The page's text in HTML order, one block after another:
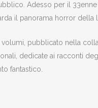
Adesso per il
il panorama horror della
volumi, pubblicato nella
dedicate ai racconti
fantastico.